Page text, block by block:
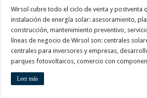
Wirsol cubre todo el ciclo de venta y postventa
instalación de energía solar: asesoramiento,
construcción, mantenimiento preventivo,
líneas de negocio de Wirsol son: centrales
centrales para inversores y empresas,
parques fotovoltaicos, comercio con
Leer más